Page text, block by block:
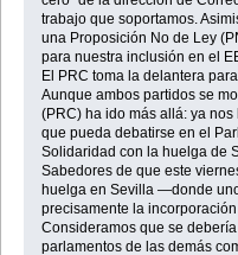
trabajo que soportamos.
una Proposición No de Ley
para nuestra inclusión en el
El PRC toma la delantera
Aunque ambos partidos se
(PRC) ha ido más allá: ya
que pueda debatirse en el
Solidaridad con la huelga de
Sabedores de que este
huelga en Sevilla —donde
precisamente la
Consideramos que se
parlamentos de las demás